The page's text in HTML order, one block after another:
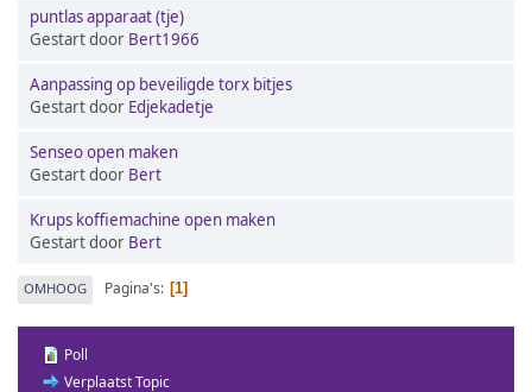
puntlas apparaat (tje)
Gestart door Bert1966
Aanpassing op beveiligde torx bitjes
Gestart door Edjekadetje
Senseo open maken
Gestart door Bert
Krups koffiemachine open maken
Gestart door Bert
OMHOOG Pagina's 1
Poll
Verplaatst Topic